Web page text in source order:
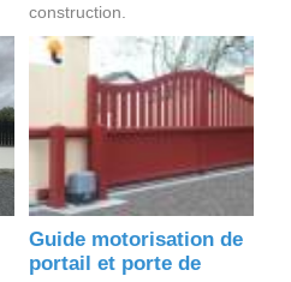
construction.
Guide motorisation de
portail et porte de